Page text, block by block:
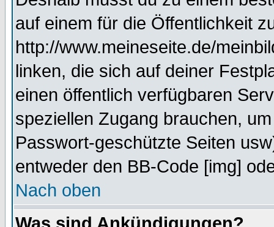
auf einem für die Öffentlichkeit
http://www.meineseite.de/
linken, die sich auf deiner
einen öffentlich verfügbaren
speziellen Zugang brauchen,
Passwort-geschützte Seiten
entweder den BB-Code [img]
Nach oben